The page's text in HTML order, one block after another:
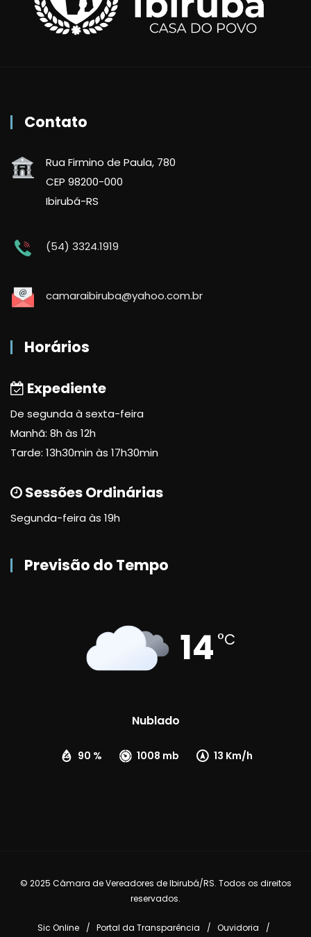
Contato
Rua Firmino de Paula, 780
CEP 98200-000
Ibirubá-RS
(54) 3324.1919
camaraibiruba@yahoo.com.br
Horários
Expediente
De segunda à sexta-feira
Manhã: 8h às 12h
Tarde: 13h30min às 17h30min
Sessões Ordinárias
Segunda-feira às 19h
Previsão do Tempo
14 °C
Nublado
90 % 1008 mb 13 Km/h
© 2025 Câmara de Vereadores de Ibirubá/RS. Todos os direitos
reservados.
Sic Online Portal da Transparência Ouvidoria